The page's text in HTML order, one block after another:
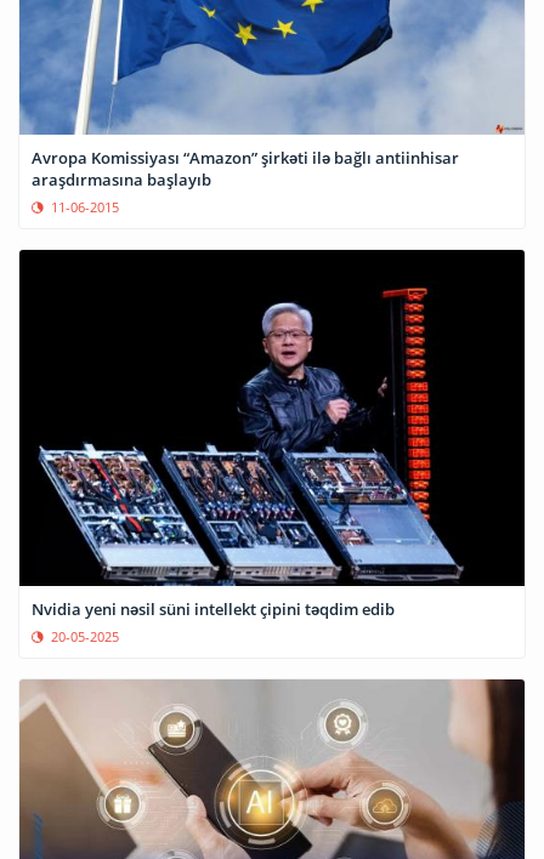
Avropa Komissiyası “Amazon” şirkəti ilə bağlı antiinhisar
araşdırmasına başlayıb
11-06-2015
Nvidia yeni nəsil süni intellekt çipini təqdim edib
20-05-2025